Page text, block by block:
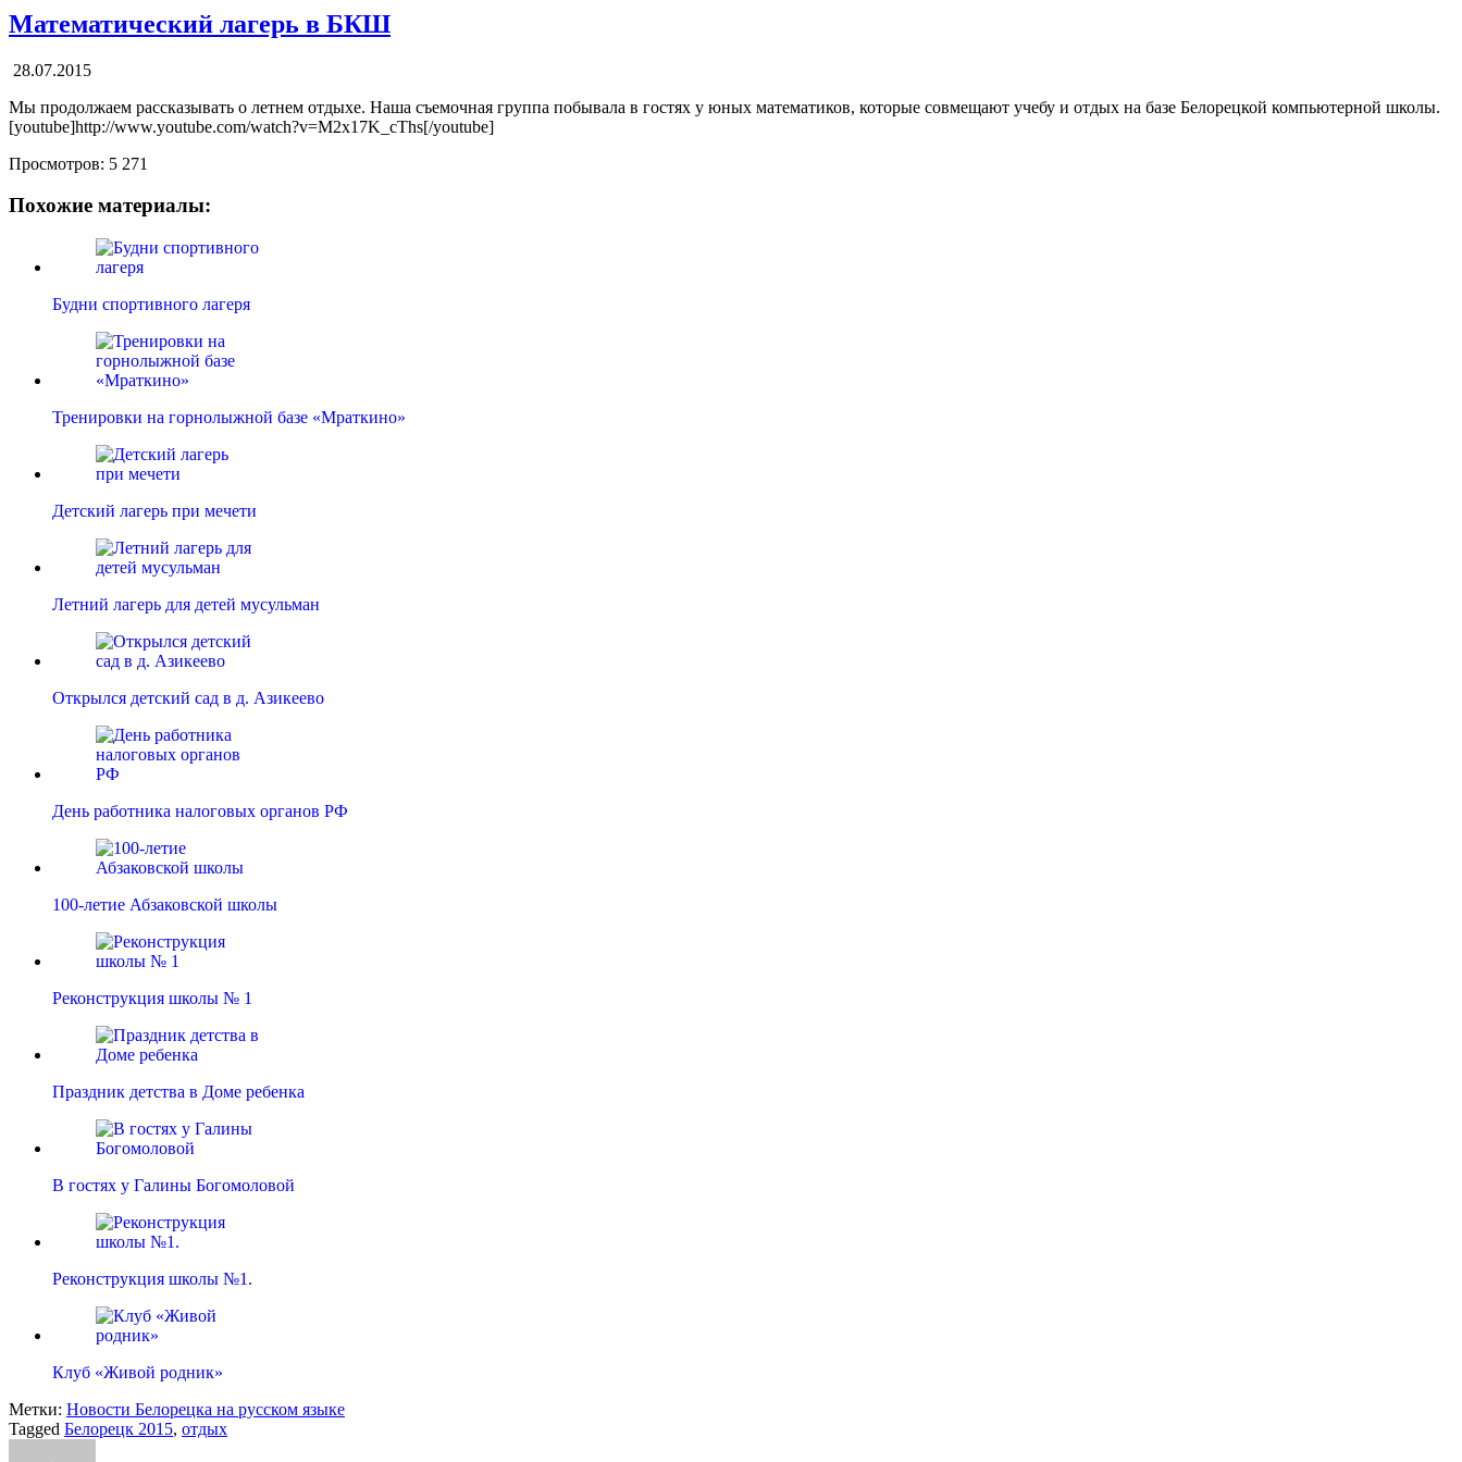
Математический лагерь в БКШ
28.07.2015
Мы продолжаем рассказывать о летнем отдыхе. Наша съемочная группа побывала в гостях у юных математиков, которые совмещают учебу и отдых на базе Белорецкой компьютерной школы.
[youtube]http://www.youtube.com/watch?v=M2x17K_cThs[/youtube]
Просмотров: 5 271
Похожие материалы:
Будни спортивного лагеря
Тренировки на горнолыжной базе «Мраткино»
Детский лагерь при мечети
Летний лагерь для детей мусульман
Открылся детский сад в д. Азикеево
День работника налоговых органов РФ
100-летие Абзаковской школы
Реконструкция школы № 1
Праздник детства в Доме ребенка
В гостях у Галины Богомоловой
Реконструкция школы №1.
Клуб «Живой родник»
Метки: Новости Белорецка на русском языке
Tagged Белорецк 2015, отдых